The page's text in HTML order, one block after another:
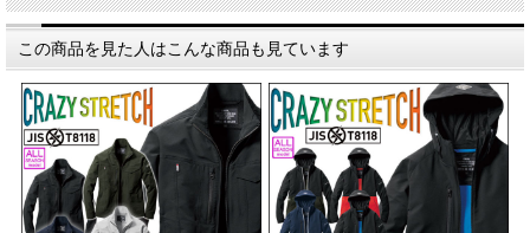
この商品を見た人はこんな商品も見ています